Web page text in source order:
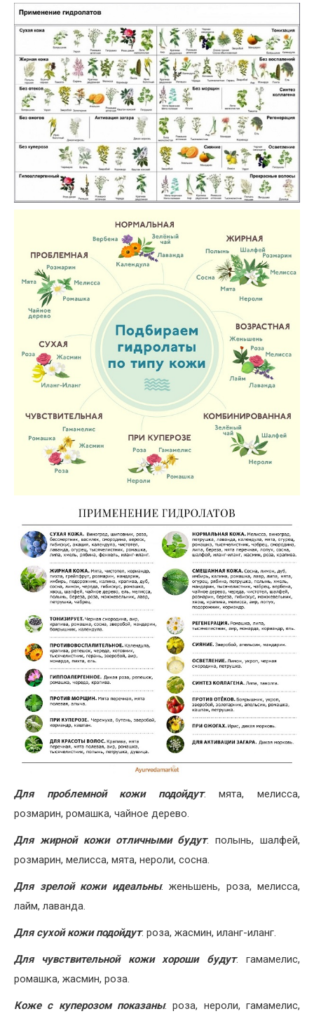
Для проблемной кожи подойдут: мята, мелисса,
розмарин, ромашка, чайное дерево.
Для жирной кожи отличными будут: полынь, шалфей,
розмарин, мелисса, мята, нероли, сосна.
Для зрелой кожи идеальны: женьшень, роза, мелисса,
лайм, лаванда.
Для сухой кожи подойдут: роза, жасмин, иланг-иланг.
Для чувствительной кожи хороши будут: гамамелис,
ромашка, жасмин, роза.
Коже с куперозом показаны: роза, нероли, гамамелис,